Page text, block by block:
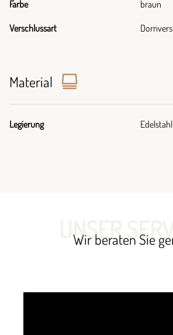
Farbe braun
Verschlussart
Material
Legierung Edelstahl
UNSER
Wir beraten Sie